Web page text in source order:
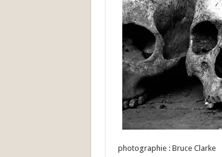
photographie : Bruce Clarke